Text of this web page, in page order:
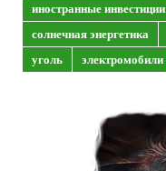
иностранные инвестиции
солнечная энергетика
уголь
электромобили